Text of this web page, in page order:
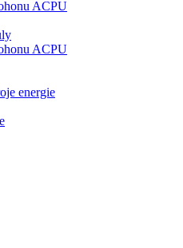
ACPU
ACPU
energie